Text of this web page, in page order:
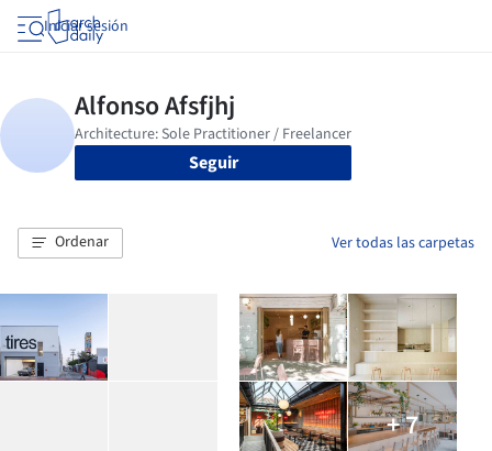
Iniciar sesión
Seguir
Ordenar Ver todas las carpetas
+ 7